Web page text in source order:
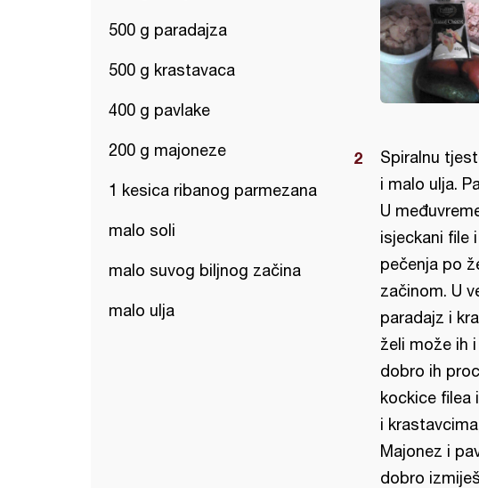
500 g paradajza
500 g krastavaca
400 g pavlake
200 g majoneze
1 kesica ribanog parmezana
malo soli
malo suvog biljnog začina
malo ulja
Spiralnu
i malo ulja.
U
isjeckani file
pečenja po
začinom. U
paradajz i
želi može ih
dobro ih
kockice filea
i
Majonez i
dobro